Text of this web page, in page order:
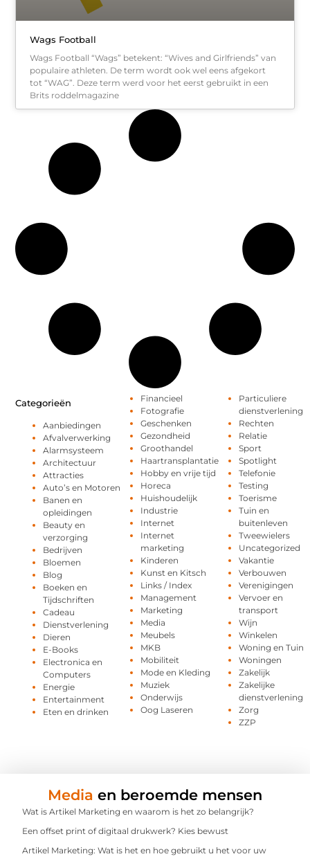
Wags Football
Wags Football “Wags” betekent: “Wives and Girlfriends” van
populaire athleten. De term wordt ook wel eens afgekort
tot “WAG”. Deze term werd voor het eerst gebruikt in een
Brits roddelmagazine
Categorieën
Aanbiedingen
Afvalverwerking
Alarmsysteem
Architectuur
Attracties
Auto’s en Motoren
Banen en
opleidingen
Beauty en
verzorging
Bedrijven
Bloemen
Blog
Boeken en
Tijdschriften
Cadeau
Dienstverlening
Dieren
E-Books
Electronica en
Computers
Energie
Entertainment
Eten en drinken
Financieel
Fotografie
Geschenken
Gezondheid
Groothandel
Haartransplantatie
Hobby en vrije tijd
Horeca
Huishoudelijk
Industrie
Internet
Internet
marketing
Kinderen
Kunst en Kitsch
Links / Index
Management
Marketing
Media
Meubels
MKB
Mobiliteit
Mode en Kleding
Muziek
Onderwijs
Oog Laseren
Particuliere
dienstverlening
Rechten
Relatie
Sport
Spotlight
Telefonie
Testing
Toerisme
Tuin en
buitenleven
Tweewielers
Uncategorized
Vakantie
Verbouwen
Verenigingen
Vervoer en
transport
Wijn
Winkelen
Woning en Tuin
Woningen
Zakelijk
Zakelijke
dienstverlening
Zorg
ZZP
Media en beroemde mensen
Wat is Artikel Marketing en waarom is het zo belangrijk?
Een offset print of digitaal drukwerk? Kies bewust
Artikel Marketing: Wat is het en hoe gebruikt u het voor uw